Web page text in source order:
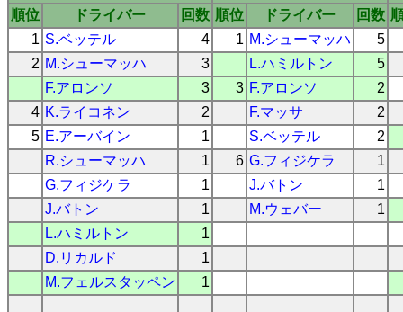
順位
ドライバー 回数 順位 ドライバー 回数
1 S.ベッテル 4 1 M.シューマッハ
5
2 M.シューマッハ 3 L.ハミルトン
5
F.アロンソ
3 3 F.アロンソ
2
4 K.ライコネン 2 F.マッサ
2
5 E.アーバイン 1 S.ベッテル
2
R.シューマッハ
1 6 G.フィジケラ
1
G.フィジケラ
1 J.バトン
1
J.バトン
1 M.ウェバー
1
L.ハミルトン
1
D.リカルド
1
M.フェルスタッペン
1